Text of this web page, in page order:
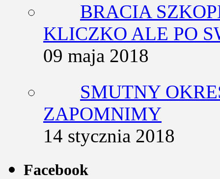
BRACIA
KLICZKO ALE PO
09 maja 2018
SMUTNY
ZAPOMNIMY
14 stycznia 2018
Facebook